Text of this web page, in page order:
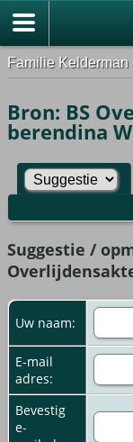
Familie Kelderman
Bron: BS
berendina
Suggestie /
Uw naam:
E-mail
adres:
Bevestig
e-